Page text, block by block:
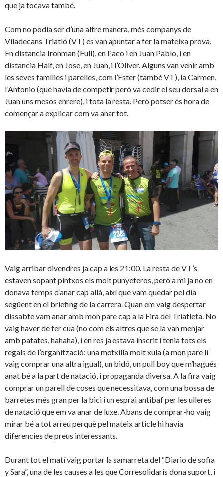
que ja tocava també.
Com no podia ser d’una altre manera, més companys de
Viladecans Triatló (VT) es van apuntar a fer la mateixa prova.
En distancia Ironman (Full), en Paco i en Juan Pablo, i en
distancia Half, en Jose, en Juan, i l’Oliver. Alguns van venir amb
les seves famílies i parelles, com l’Ester (també VT), la Carmen,
l’Antonio (que havia de competir però va cedir el seu dorsal a en
Juan uns mesos enrere), i tota la resta. Però potser és hora de
començar a explicar com va anar tot.
Vaig arribar divendres ja cap a les 21:00. La resta de VT’s
estaven sopant pintxos els molt punyeteros, però a mi ja no en
donava temps d’anar cap allà, així que vam quedar pel dia
següent en el briefing de la carrera. Quan em vaig despertar
dissabte vam anar amb mon pare cap a la Fira del Triatleta. No
vaig haver de fer cua (no com els altres que se la van menjar
amb patates, hahaha), i en res ja estava inscrit i tenia tots els
regals de l’organització: una motxilla molt xula (a mon pare li
vaig comprar una altra igual), un bidó, un pull boy que m’hagués
anat bé a la part de natació, i propaganda diversa. A la fira vaig
comprar un parell de coses que necessitava, com una bossa de
barretes més gran per la bici i un esprai antibaf per les ulleres
de natació que em va anar de luxe. Abans de comprar-ho vaig
mirar bé a tot arreu perquè pel mateix article hi havia
diferencies de preus interessants.
Durant tot el matí vaig portar la samarreta del “Diario de sofia
y Sara”, una de les causes a les que Corresolidaris dona suport, i